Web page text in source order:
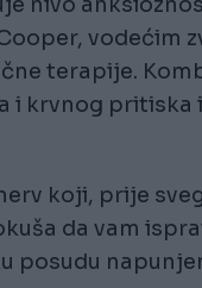
vodećim
terapije.
i krvnog
koji, prije
da vam
posudu